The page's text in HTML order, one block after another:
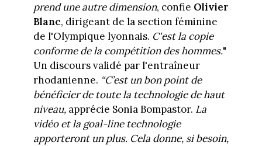
prend une autre dimension, confie Olivier
Blanc, dirigeant de la section féminine
de l'Olympique lyonnais. C'est la copie
conforme de la compétition des hommes."
Un discours validé par l'entraîneur
rhodanienne. “C’est un bon point de
bénéficier de toute la technologie de haut
niveau,apprécie Sonia Bompastor. La
vidéo et la goal-line technologie
apporteront un plus. Cela donne, si besoin,